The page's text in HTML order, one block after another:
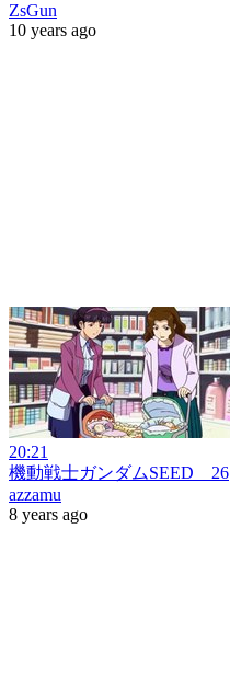
ZsGun
10 years ago
20:21
機動戦士ガンダムSEED 26
azzamu
8 years ago